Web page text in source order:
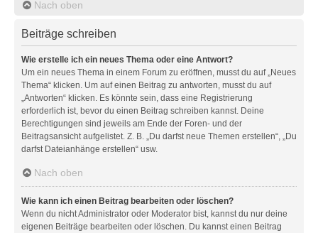
Nach oben
Beiträge schreiben
Wie erstelle ich ein neues Thema oder eine Antwort?
Um ein neues Thema in einem Forum zu eröffnen, musst du auf „Neues
Thema“ klicken. Um auf einen Beitrag zu antworten, musst du auf
„Antworten“ klicken. Es könnte sein, dass eine Registrierung
erforderlich ist, bevor du einen Beitrag schreiben kannst. Deine
Berechtigungen sind jeweils am Ende der Foren- und der
Beitragsansicht aufgelistet. Z. B. „Du darfst neue Themen erstellen“, „Du
darfst Dateianhänge erstellen“ usw.
Nach oben
Wie kann ich einen Beitrag bearbeiten oder löschen?
Wenn du nicht Administrator oder Moderator bist, kannst du nur deine
eigenen Beiträge bearbeiten oder löschen. Du kannst einen Beitrag